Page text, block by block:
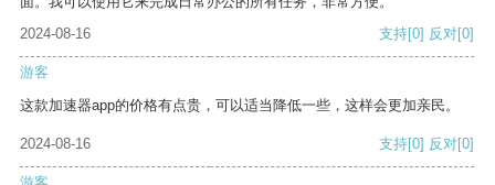
2024-08-16
支持[0] 反对[0]
游客
这款加速器app的价格有点贵，可以适当降低一些，这样会更加亲民。
2024-08-16 支持[0] 反对[0]